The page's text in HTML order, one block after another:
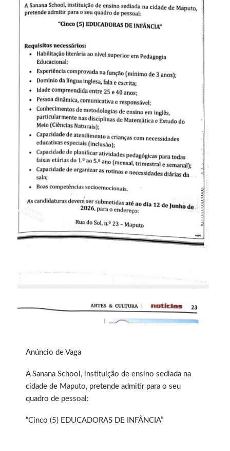
Anúncio de Vaga
A Sanana School, instituição de ensino sediada na
cidade de Maputo, pretende admitir para o seu
quadro de pessoal:
“Cinco (5) EDUCADORAS DE INFÂNCIA”